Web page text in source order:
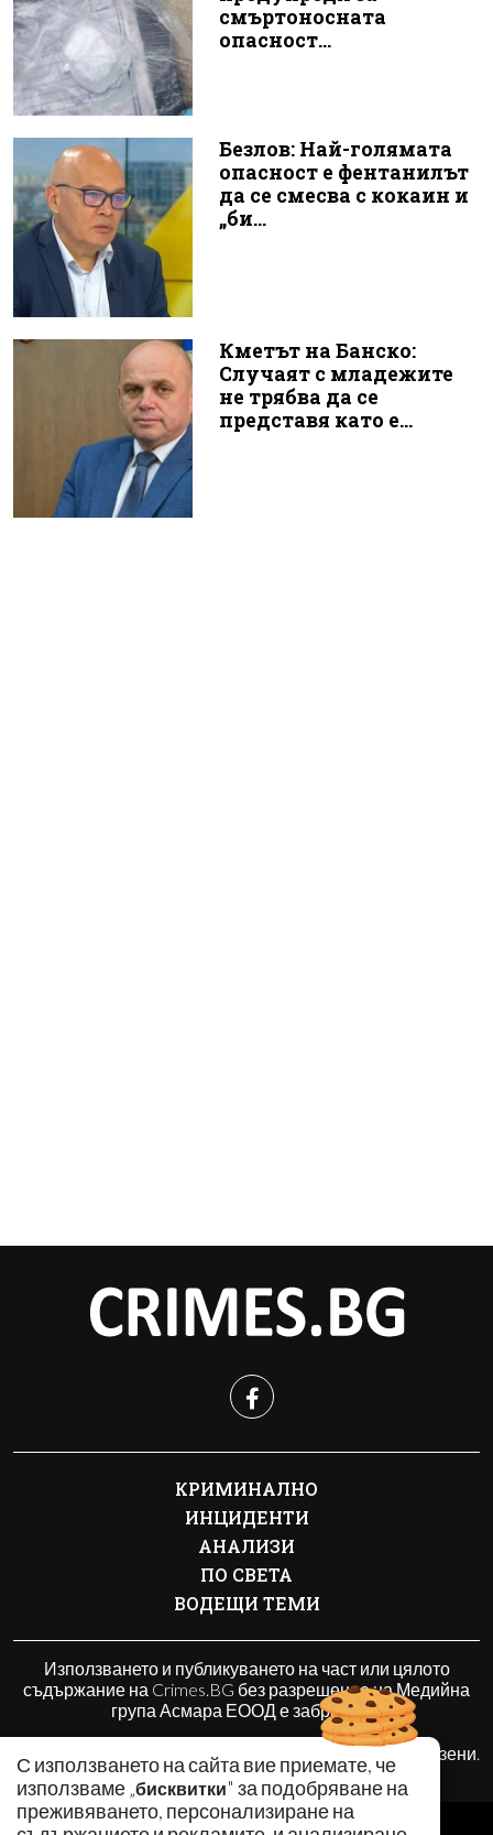
смъртоносната
опасност...
Безлов: Най-голямата
опасност е фентанилът
да се смесва с кокаин и
„би...
Кметът на Банско:
Случаят с младежите
не трябва да се
представя като е...
С използването на сайта вие приемате, че
използваме „бисквитки" за подобряване на
преживяването, персонализиране на
КРИМИНАЛНО
ИНЦИДЕНТИ
АНАЛИЗИ
ПО СВЕТА
ВОДЕЩИ ТЕМИ
Използването и публикуването на част или цялото
съдържание на Crimes.BG без разрешение на Медийна
група Асмара ЕООД е забранено.
© 2010 - 2026 | Crimes.BG. Всички права запазени.
РЕКЛАМА